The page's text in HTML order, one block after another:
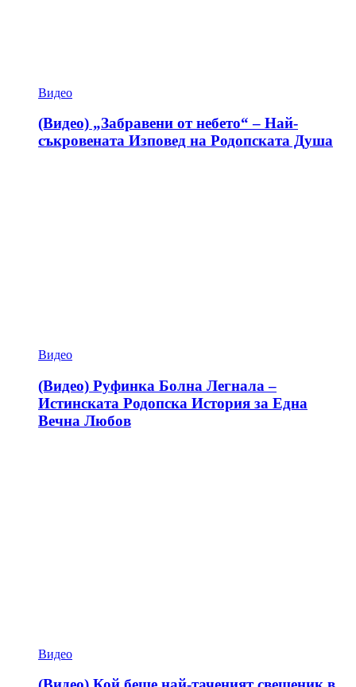
Видео
(Видео) „Забравени от небето“ – Най-
съкровената Изповед на Родопската Душа
Видео
(Видео) Руфинка Болна Легнала –
Истинската Родопска История за Една
Вечна Любов
Видео